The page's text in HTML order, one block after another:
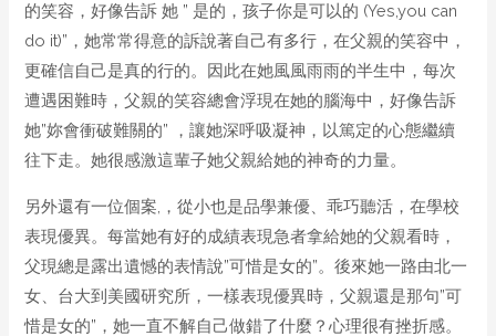
的笑容，好像告訴 她 ” 是的，孩子你是可以的 (Yes,you can
do it)”，她常常得意的訴說著自己有多行，在父親的笑容中，
更確信自己是真的行的。因此在她風風雨雨的半生中，每次
遭遇困難時，父親的笑容總會浮現在她的腦海中，好像告訴
她”妳會衝破難關的” ，讓她深呼吸凝神，以篤定的心態繼續
往下走。她很感激這輩子她父親給她的神奇的力量。
另外還有一位個案,，從小也是品學兼優、乖巧聽活，在學校
表現優異。每當她有好的成績表現急者拿給她的父親看時，
父現總是露出遺憾的表情說”可惜是女的”。後來她一路由北一
女、台大到美國研究所，一樣表現優異時，父親還是那句”可
惜是女的”，她一直不解自己做錯了什麼？心理很有挫折感。